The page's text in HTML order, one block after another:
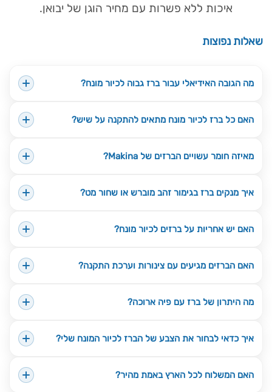
איכות ללא פשרות עם מחיר הוגן של יבואן.
שאלות נפוצות
מה הגובה האידיאלי עבור ברז גבוה לכיור מונח?
האם כל ברז לכיור מונח מתאים להתקנה על שיש?
מאיזה חומר עשויים הברזים של Makina?
איך מנקים ברז בגימור זהב מוברש או שחור מט?
האם יש אחריות על ברזים לכיור מונח?
האם הברזים מגיעים עם צינורות וערכת התקנה?
מה היתרון של ברז עם פיה ארוכה?
איך כדאי לבחור את הצבע של הברז לכיור המונח שלי?
האם המשלוח לכל הארץ באמת מהיר?